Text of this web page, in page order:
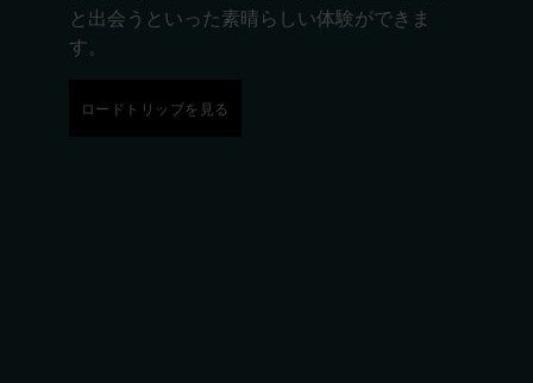
と出会うといった素晴らしい体験ができま
す。
ロードトリップを見る
ロードトリップを見る